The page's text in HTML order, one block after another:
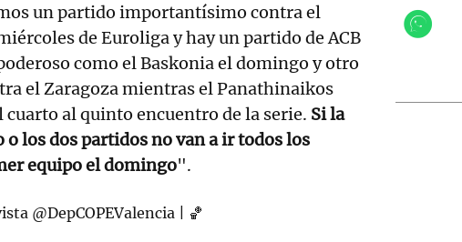
un partido importantísimo contra el
de Euroliga y hay un partido de ACB
como el Baskonia el domingo y otro
el Zaragoza mientras el Panathinaikos
cuarto al quinto encuentro de la serie. Si la
o los dos partidos no van a ir todos los
equipo el domingo".
@DepCOPEValencia | 🏀